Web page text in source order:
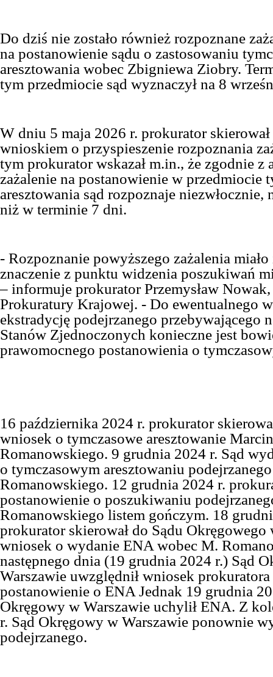
Do dziś nie zostało również rozpoznane
na postanowienie sądu o zastosowaniu
aresztowania wobec Zbigniewa Ziobry.
tym przedmiocie sąd wyznaczył na 8
W dniu 5 maja 2026 r. prokurator
wnioskiem o przyspieszenie rozpoznania
tym prokurator wskazał m.in., że zgodnie z
zażalenie na postanowienie w przedmiocie
aresztowania sąd rozpoznaje
niż w terminie 7 dni.
- Rozpoznanie powyższego zażalenia
znaczenie z punktu widzenia poszukiwań
– informuje prokuratorPrzemysław
Prokuratury Krajowej. - Do ewentualnego
ekstradycję podejrzanego przebywającego
Stanów Zjednoczonych konieczne jest
prawomocnego postanowienia o
16 października 2024 r. prokurator
wniosek o tymczasowe aresztowanie
Romanowskiego. 9 grudnia 2024 r. Sąd
o tymczasowym aresztowaniu
Romanowskiego. 12 grudnia 2024 r.
postanowienie o poszukiwaniu
Romanowskiego listem gończym. 18
prokurator skierował do Sądu Okręgowego
wniosek o wydanie ENA wobec M.
następnego dnia (19 grudnia 2024 r.) Sąd
Warszawie uwzględnił wniosek prokuratora
postanowienie o ENA Jednak 19 grudnia
Okręgowy w Warszawie uchylił ENA. Z
r. Sąd Okręgowy w Warszawie ponownie
podejrzanego.